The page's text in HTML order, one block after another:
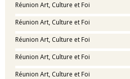
Réunion Art, Culture et Foi
Réunion Art, Culture et Foi
Réunion Art, Culture et Foi
Réunion Art, Culture et Foi
Réunion Art, Culture et Foi